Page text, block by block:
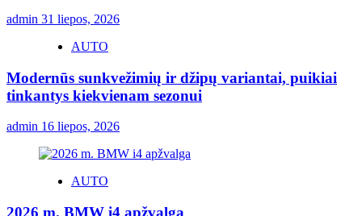
admin 31 liepos, 2026
AUTO
Modernūs sunkvežimių ir džipų variantai, puikiai
tinkantys kiekvienam sezonui
admin 16 liepos, 2026
AUTO
2026 m. BMW i4 apžvalga